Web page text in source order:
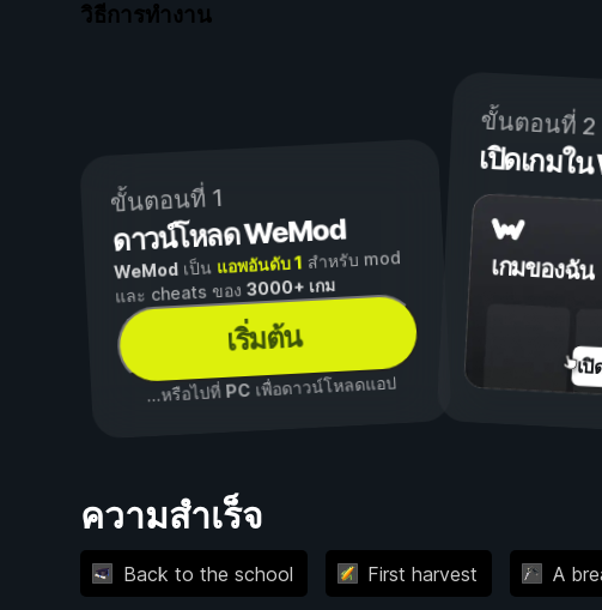
วิธีการทำงาน
ขั้นตอนที่ 1
ดาวน์โหลด WeMod
WeModเป็น แอพอันดับ 1 สำหรับ mod
และ cheats ของ3000+ เกม
เริ่มต้น
...หรือไปที่ PCเพื่อดาวน์โหลดแอป
ขั้นตอนที่ 2
เปิดเกมใ
เกมของฉัน
เปิ
ความสำเร็จ
Back to the school First harvest A